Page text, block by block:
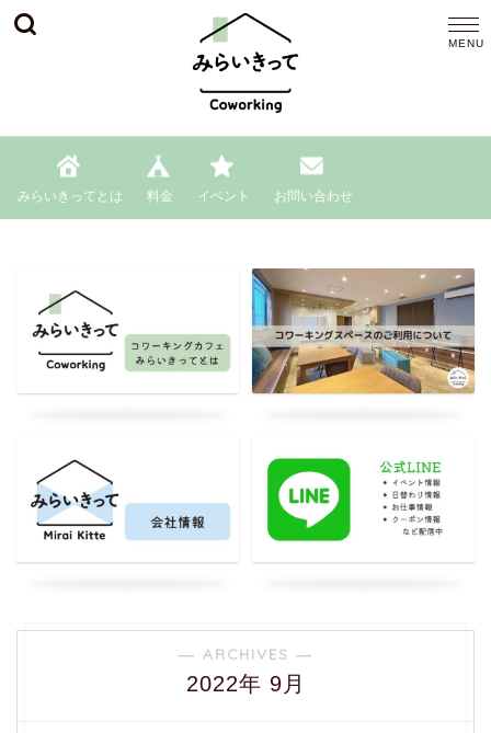
みらいきってとは 料金 イベント お問い合わせ
― ARCHIVES ―
2022年 9月